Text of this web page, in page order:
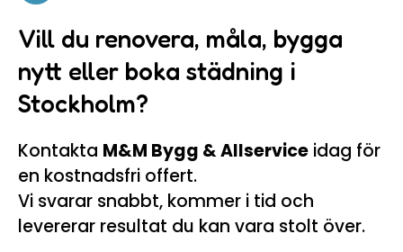
Vill du renovera, måla, bygga
nytt eller boka städning i
Stockholm?
Kontakta M&M Bygg & Allservice idag för
en kostnadsfri offert.
Vi svarar snabbt, kommer i tid och
levererar resultat du kan vara stolt över.